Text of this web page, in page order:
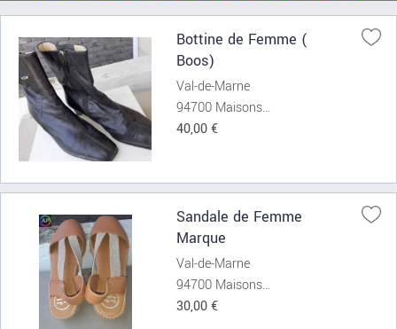
Bottine de Femme (
Boos)
Val-de-Marne
94700 Maisons...
40,00 €
Sandale de Femme
Marque
Val-de-Marne
94700 Maisons...
30,00 €